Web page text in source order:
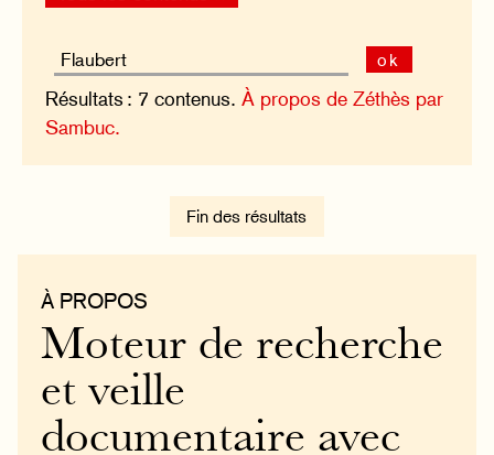
ok
Résultats : 7 contenus.À propos de Zéthès par
Sambuc.
Fin des résultats
À PROPOS
Moteur de recherche
et veille
documentaire avec